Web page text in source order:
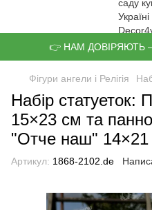
👉 НАМ ДОВІРЯЮТЬ —
Фігури ангели і Релігія
Набір статуеток:
15×23 см та
"Отче наш" 14×21
Артикул: 1868-2102.de